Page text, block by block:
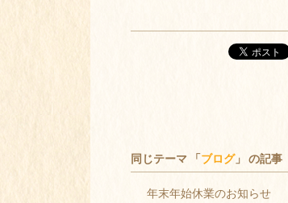
ポスト
同じテーマ 「ブログ」 の記事
年末年始休業のお知らせ